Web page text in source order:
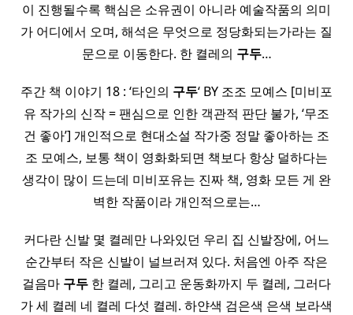
이 진행될수록 핵심은 소유권이 아니라 예술작품의 의미
가 어디에서 오며, 해석은 무엇으로 정당화되는가라는 질
문으로 이동한다. 한 켤레의 구두…
주간 책 이야기 18 : ‘타인의 구두‘ BY 조조 모예스 [미비포
유 작가의 신작 = 팬심으로 인한 객관적 판단 불가, ‘무조
건 좋아’] 개인적으로 현대소설 작가중 정말 좋아하는 조
조 모예스, 보통 책이 영화화되면 책보다 항상 덜하다는
생각이 많이 드는데 미비포유는 진짜 책, 영화 모든 게 완
벽한 작품이라 개인적으로는…
커다란 신발 몇 켤레만 나와있던 우리 집 신발장에, 어느
순간부터 작은 신발이 널브러져 있다. 처음엔 아주 작은
걸음마 구두 한 켤레, 그리고 운동화까지 두 켤레, 그러다
가 세 켤레 네 켤레 다섯 켤레. 하얀색 검은색 은색 보라색